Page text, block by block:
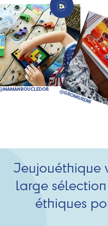
Jeujouéthique
large
éthiques